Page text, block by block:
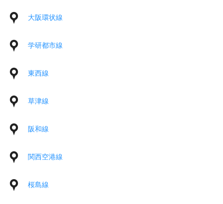
大阪環状線
学研都市線
東西線
草津線
阪和線
関西空港線
桜島線